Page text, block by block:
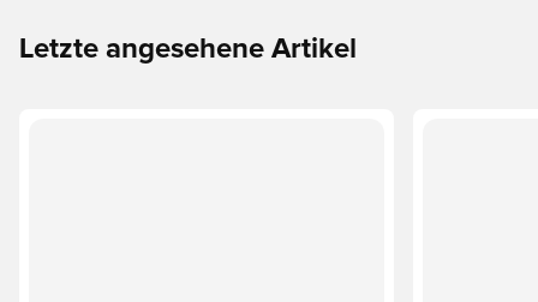
Letzte angesehene Artikel